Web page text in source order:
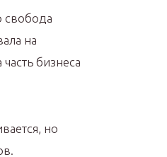
свобода
на
бизнеса
но